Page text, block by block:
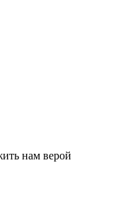
нам верой